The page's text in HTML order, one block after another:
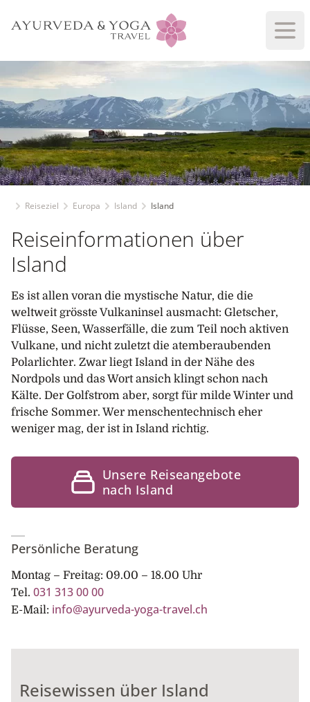
Reiseziel Europa Island Island
Reiseinformationen über
Island
Es ist allen voran die mystische Natur, die die
weltweit grösste Vulkaninsel ausmacht: Gletscher,
Flüsse, Seen, Wasserfälle, die zum Teil noch aktiven
Vulkane, und nicht zuletzt die atemberaubenden
Polarlichter. Zwar liegt Island in der Nähe des
Nordpols und das Wort ansich klingt schon nach
Kälte. Der Golfstrom aber, sorgt für milde Winter und
frische Sommer. Wer menschentechnisch eher
weniger mag, der ist in Island richtig.
Unsere Reiseangebote
nach Island
Persönliche Beratung
Montag – Freitag: 09.00 – 18.00 Uhr
Tel. 031 313 00 00
E-Mail: info@ayurveda-yoga-travel.ch
Reisewissen über Island